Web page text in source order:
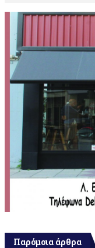
Παρόμοια άρθρα